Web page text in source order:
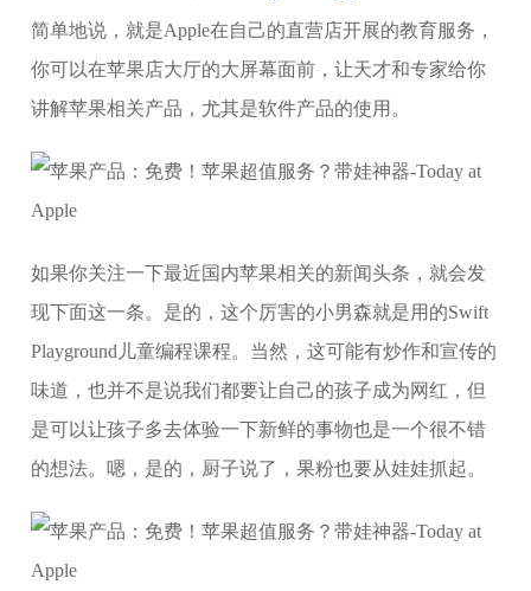
简单地说，就是Apple在自己的直营店开展的教育服务，
你可以在苹果店大厅的大屏幕面前，让天才和专家给你
讲解苹果相关产品，尤其是软件产品的使用。
如果你关注一下最近国内苹果相关的新闻头条，就会发
现下面这一条。是的，这个厉害的小男森就是用的Swift
Playground儿童编程课程。当然，这可能有炒作和宣传的
味道，也并不是说我们都要让自己的孩子成为网红，但
是可以让孩子多去体验一下新鲜的事物也是一个很不错
的想法。嗯，是的，厨子说了，果粉也要从娃娃抓起。